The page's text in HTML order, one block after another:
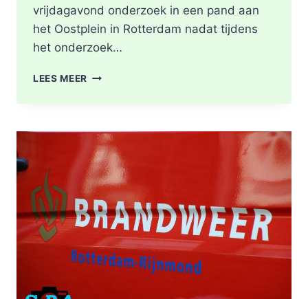
vrijdagavond onderzoek in een pand aan
het Oostplein in Rotterdam nadat tijdens
het onderzoek…
LEES MEER BRANDGERUCHT
VAN
DRUGSLAB
IN
WONING
OOSTPLEIN
IN
ROTTERDAM